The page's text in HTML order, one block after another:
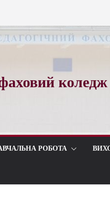
коледж
РОБОТА